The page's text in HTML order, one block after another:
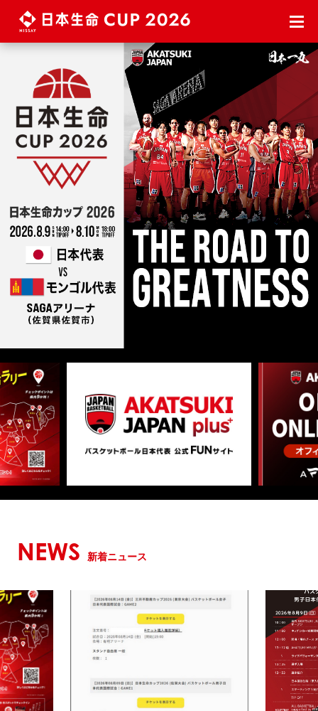
NEWS 新着ニュース